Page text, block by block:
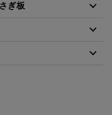
ぎ板
¥11,550（税抜価格 ￥